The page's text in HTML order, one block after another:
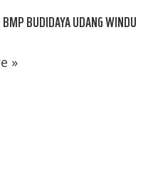
BUDIDAYA UDANG WINDU
»